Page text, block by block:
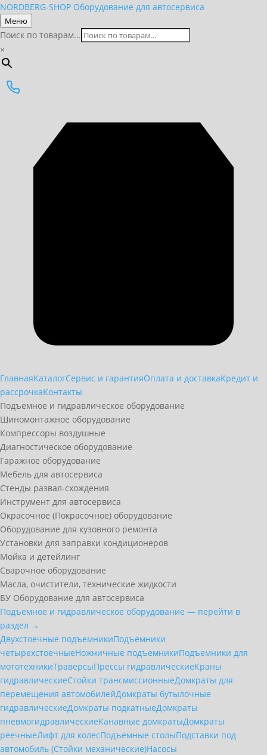
NORDBERG-SHOP Оборудование для автосервиса
Меню
Поиск по товарам...
×
ГлавнаяКаталогСервис и гарантияОплата и доставкаКредит и
рассрочкаКонтакты
Подъемное и гидравлическое оборудование
Шиномонтажное оборудование
Компрессоры воздушные
Диагностическое оборудование
Гаражное оборудование
Мебель для автосервиса
Стенды развал-схождения
Инструмент для автосервиса
Окрасочное (Покрасочное) оборудование
Оборудование для кузовного ремонта
Установки для заправки кондиционеров
Мойка и детейлинг
Сварочное оборудование
Масла, очистители, технические жидкости
БУ Оборудование для автосервиса
Подъемное и гидравлическое оборудование — перейти в
раздел →
Двухстоечные подъемникиПодъемники
четырехстоечныеНожничные подъемникиПодъемники для
мототехникиТраверсыПрессы гидравлическиеКраны
гидравлическиеСтойки трансмиссионныеДомкраты для
перемещения автомобилейДомкраты бутылочные
гидравлическиеДомкраты подкатныеДомкраты
пневмогидравлическиеКанавные домкратыДомкраты
реечныеЛифт для колесПодъемные столыПодставки под
автомобиль (Стойки механические)Насосы